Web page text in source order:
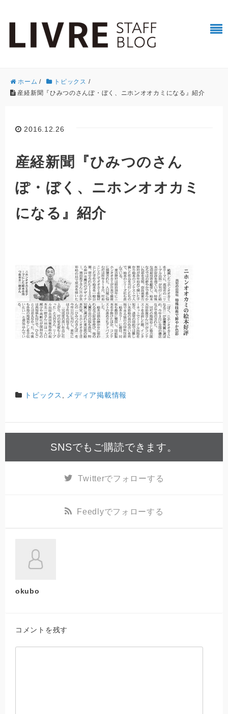
ホーム / トピックス /
産経新聞『ひみつのさんぽ・ぼく、ニホンオオカミになる』紹介
2016.12.26
産経新聞『ひみつのさん
ぽ・ぼく、ニホンオオカミ
になる』紹介
トピックス メディア掲載情報
SNSでもご購読できます。
Twitterでフォローする
Feedlyでフォローする
okubo
コメントを残す